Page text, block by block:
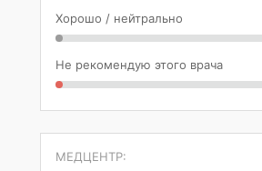
Хорошо / нейтрально
Не рекомендую этого врача
МЕДЦЕНТР: